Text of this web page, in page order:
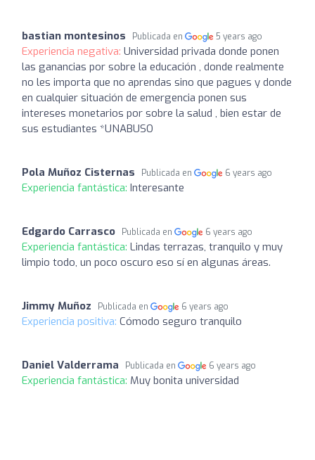
bastian montesinos Publicada en 5 years ago
Experiencia negativa: Universidad privada donde ponen
las ganancias por sobre la educación , donde realmente
no les importa que no aprendas sino que pagues y donde
en cualquier situación de emergencia ponen sus
intereses monetarios por sobre la salud , bien estar de
sus estudiantes *UNABUSO
Pola Muñoz Cisternas Publicada en 6 years ago
Experiencia fantástica: Interesante
Edgardo Carrasco Publicada en 6 years ago
Experiencia fantástica: Lindas terrazas, tranquilo y muy
limpio todo, un poco oscuro eso sí en algunas áreas.
Jimmy Muñoz Publicada en 6 years ago
Experiencia positiva: Cómodo seguro tranquilo
Daniel Valderrama Publicada en 6 years ago
Experiencia fantástica: Muy bonita universidad